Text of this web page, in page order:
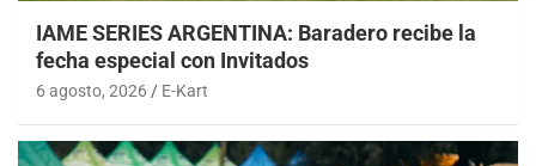
IAME SERIES ARGENTINA: Baradero recibe la
fecha especial con Invitados
6 agosto, 2026 E-Kart